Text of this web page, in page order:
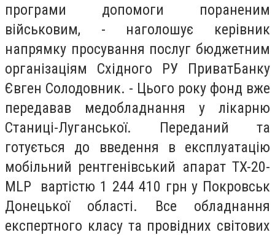
програми допомоги пораненим
військовим, - наголошує керівник
напрямку просування послуг бюджетним
організаціям Східного РУ ПриватБанку
Євген Солодовник. - Цього року фонд вже
передавав медобладнання у лікарню
Станиці-Луганської. Переданий та
готується до введення в експлуатацію
мобільний рентгенівський апарат TX-20-
MLP вартістю 1 244 410 грн у Покровськ
Донецької області. Все обладнання
експертного класу та провідних світових